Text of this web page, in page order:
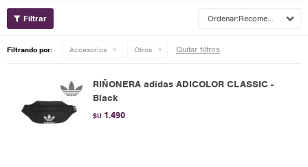
Recomendados
Filtrando por: Accesorios Otros Quitar filtros
RIÑONERA adidas ADICOLOR CLASSIC -
Black
$U 1.490